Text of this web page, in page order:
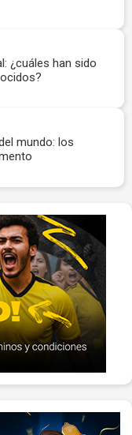
¿cuáles han sido
mundo: los